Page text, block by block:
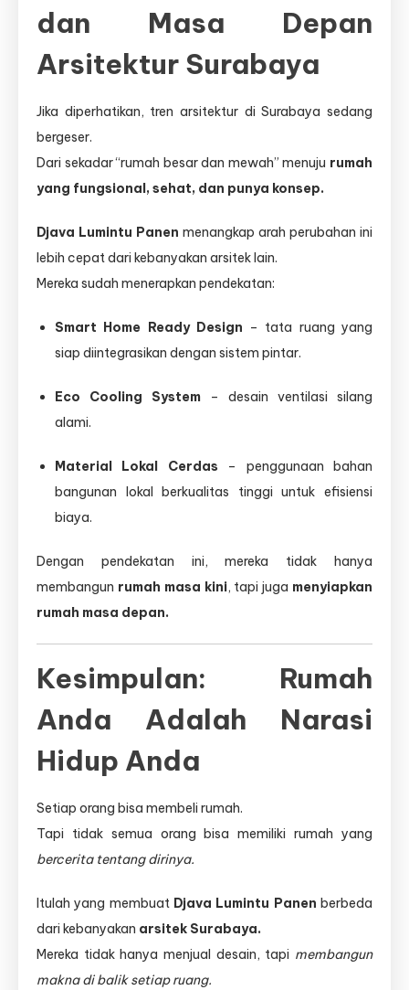
dan Masa Depan
Arsitektur Surabaya
Jika diperhatikan, tren arsitektur di Surabaya sedang
bergeser.
Dari sekadar “rumah besar dan mewah” menuju rumah
yang fungsional, sehat, dan punya konsep.
Djava Lumintu Panen menangkap arah perubahan ini
lebih cepat dari kebanyakan arsitek lain.
Mereka sudah menerapkan pendekatan:
Smart Home Ready Design – tata ruang yang
siap diintegrasikan dengan sistem pintar.
Eco Cooling System – desain ventilasi silang
alami.
Material Lokal Cerdas – penggunaan bahan
bangunan lokal berkualitas tinggi untuk efisiensi
biaya.
Dengan pendekatan ini, mereka tidak hanya
membangun rumah masa kini, tapi juga menyiapkan
rumah masa depan.
Kesimpulan: Rumah
Anda Adalah Narasi
Hidup Anda
Setiap orang bisa membeli rumah.
Tapi tidak semua orang bisa memiliki rumah yang
bercerita tentang dirinya.
Itulah yang membuat Djava Lumintu Panen berbeda
dari kebanyakan arsitek Surabaya.
Mereka tidak hanya menjual desain, tapi membangun
makna di balik setiap ruang.